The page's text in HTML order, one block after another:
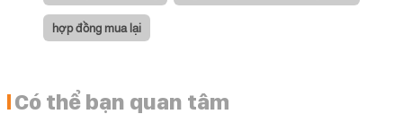
hợp đồng mua lại
Có thể bạn quan tâm